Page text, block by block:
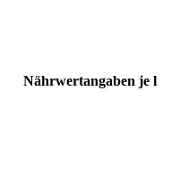
Nährwertangaben je l